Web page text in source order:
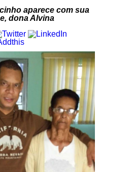
aparece com sua
dona Alvina